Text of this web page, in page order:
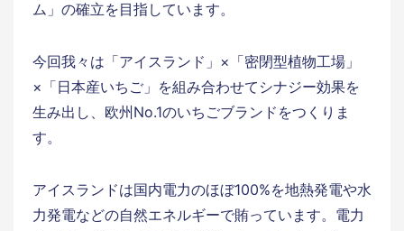
ム」の確立を目指しています。
今回我々は「アイスランド」×「密閉型植物工場」
×「日本産いちご」を組み合わせてシナジー効果を
生み出し、欧州No.1のいちごブランドをつくりま
す。
アイスランドは国内電力のほぼ100%を地熱発電や水
力発電などの自然エネルギーで賄っています。電力